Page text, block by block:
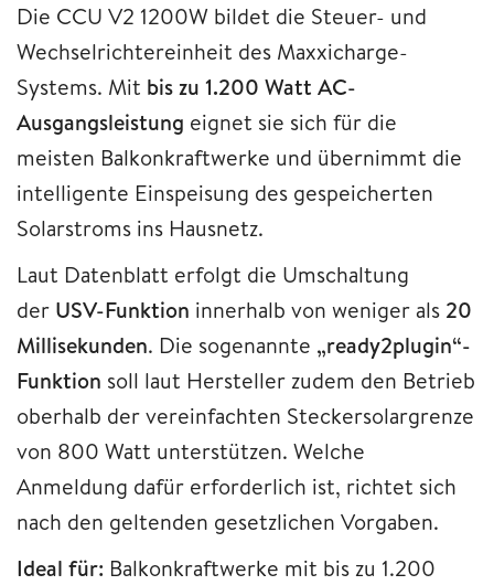
Die CCU V2 1200W bildet die Steuer- und
Wechselrichtereinheit des Maxxicharge-
Systems. Mit bis zu 1.200 Watt AC-
Ausgangsleistung eignet sie sich für die
meisten Balkonkraftwerke und übernimmt die
intelligente Einspeisung des gespeicherten
Solarstroms ins Hausnetz.
Laut Datenblatt erfolgt die Umschaltung
der USV-Funktion innerhalb von weniger als 20
Millisekunden. Die sogenannte „ready2plugin“-
Funktion soll laut Hersteller zudem den Betrieb
oberhalb der vereinfachten Steckersolargrenze
von 800 Watt unterstützen. Welche
Anmeldung dafür erforderlich ist, richtet sich
nach den geltenden gesetzlichen Vorgaben.
Ideal für: Balkonkraftwerke mit bis zu 1.200